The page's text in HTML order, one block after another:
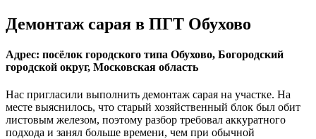
Демонтаж сарая в ПГТ Обухово
Адрес: посёлок городского типа Обухово, Богородский
городской округ, Московская область
Нас пригласили выполнить демонтаж сарая на участке. На
месте выяснилось, что старый хозяйственный блок был обит
листовым железом, поэтому разбор требовал аккуратного
подхода и занял больше времени, чем при обычной